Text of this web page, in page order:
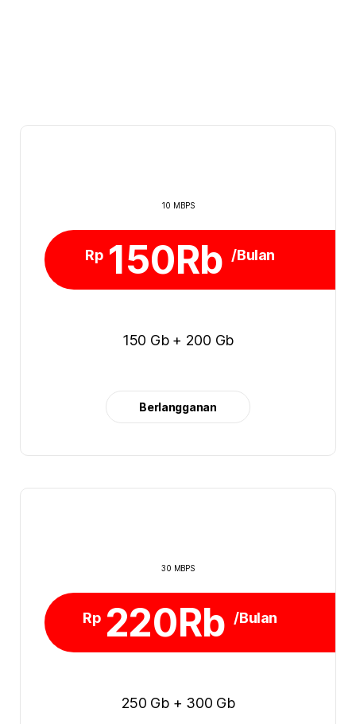
10 MBPS
Rp 150Rb /Bulan
150 Gb + 200 Gb
Berlangganan
30 MBPS
Rp 220Rb /Bulan
250 Gb + 300 Gb